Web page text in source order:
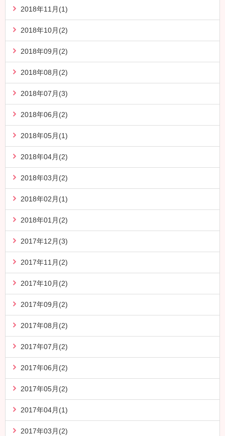
2018年11月(1)
2018年10月(2)
2018年09月(2)
2018年08月(2)
2018年07月(3)
2018年06月(2)
2018年05月(1)
2018年04月(2)
2018年03月(2)
2018年02月(1)
2018年01月(2)
2017年12月(3)
2017年11月(2)
2017年10月(2)
2017年09月(2)
2017年08月(2)
2017年07月(2)
2017年06月(2)
2017年05月(2)
2017年04月(1)
2017年03月(2)